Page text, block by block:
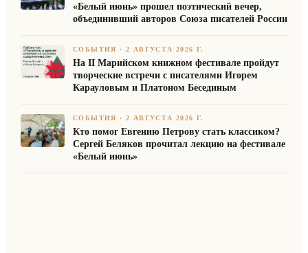
«Белый июнь» прошел поэтический вечер,
объединивший авторов Союза писателей России
СОБЫТИЯ ·2 АВГУСТА 2026 Г.
На II Марийском книжном фестивале пройдут
творческие встречи с писателями Игорем
Карауловым и Платоном Бесединым
СОБЫТИЯ ·2 АВГУСТА 2026 Г.
Кто помог Евгению Петрову стать классиком?
Сергей Беляков прочитал лекцию на фестивале
«Белый июнь»